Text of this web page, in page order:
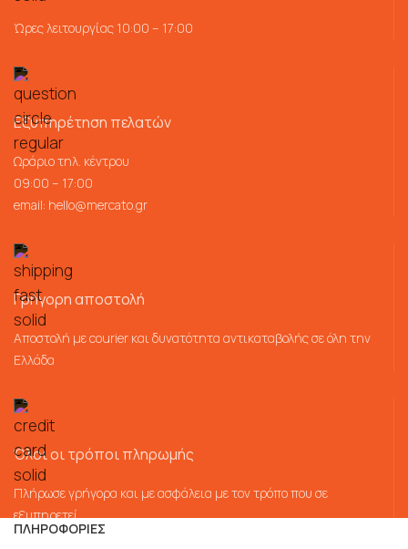
Ώρες λειτουργίας 10:00 – 17:00
Εξυπηρέτηση πελατών
Ωράριο τηλ. κέντρου
09:00 – 17:00
email: hello@mercato.gr
Γρήγορη αποστολή
Αποστολή με courier και δυνατότητα αντικαταβολής σε όλη την
Ελλάδα
Όλοι οι τρόποι πληρωμής
Πλήρωσε γρήγορα και με ασφάλεια με τον τρόπο που σε
εξυπηρετεί
ΠΛΗΡΟΦΟΡΙΕΣ